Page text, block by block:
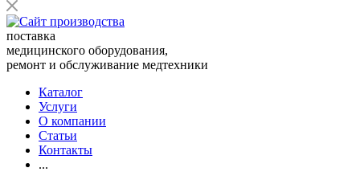
поставка
медицинского оборудования,
ремонт и обслуживание медтехники
Каталог
Услуги
О компании
Статьи
Контакты
...